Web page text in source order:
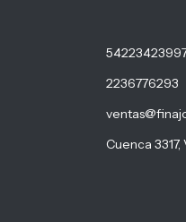
2236776293
Cuenca